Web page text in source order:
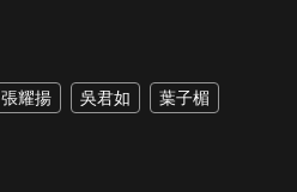
張耀揚 吳君如
葉子楣